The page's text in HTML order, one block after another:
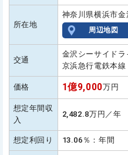
所在地
神奈川県横浜市金
周辺地図
交通
金沢シーサイド
京浜急行電鉄本
価格 1億9,000万円
想定年間収
入
2,482.8万円／年
想定利回り 13.06％：年間